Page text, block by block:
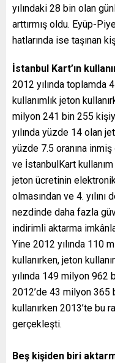
yılındaki 28 bin olan
arttırmış oldu. Eyüp-
hatlarında ise taşınan
İstanbul Kart’ın
2012 yılında toplamda
kullanımlık jeton
milyon 241 bin 255
yılında yüzde 14 olan
yüzde 7.5 oranına
ve İstanbulKart kullanım
jeton ücretinin
olmasından ve 4. yılını
nezdinde daha fazla
indirimli aktarma
Yine 2012 yılında 110
kullanırken, jeton
yılında 149 milyon 962
2012’de 43 milyon
kullanırken 2013’te bu
gerçekleşti.
Beş kişiden biri